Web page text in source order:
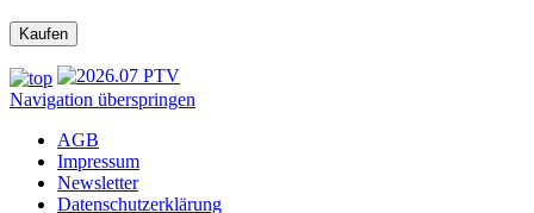
Navigation überspringen
AGB
Impressum
Newsletter
Datenschutzerklärung